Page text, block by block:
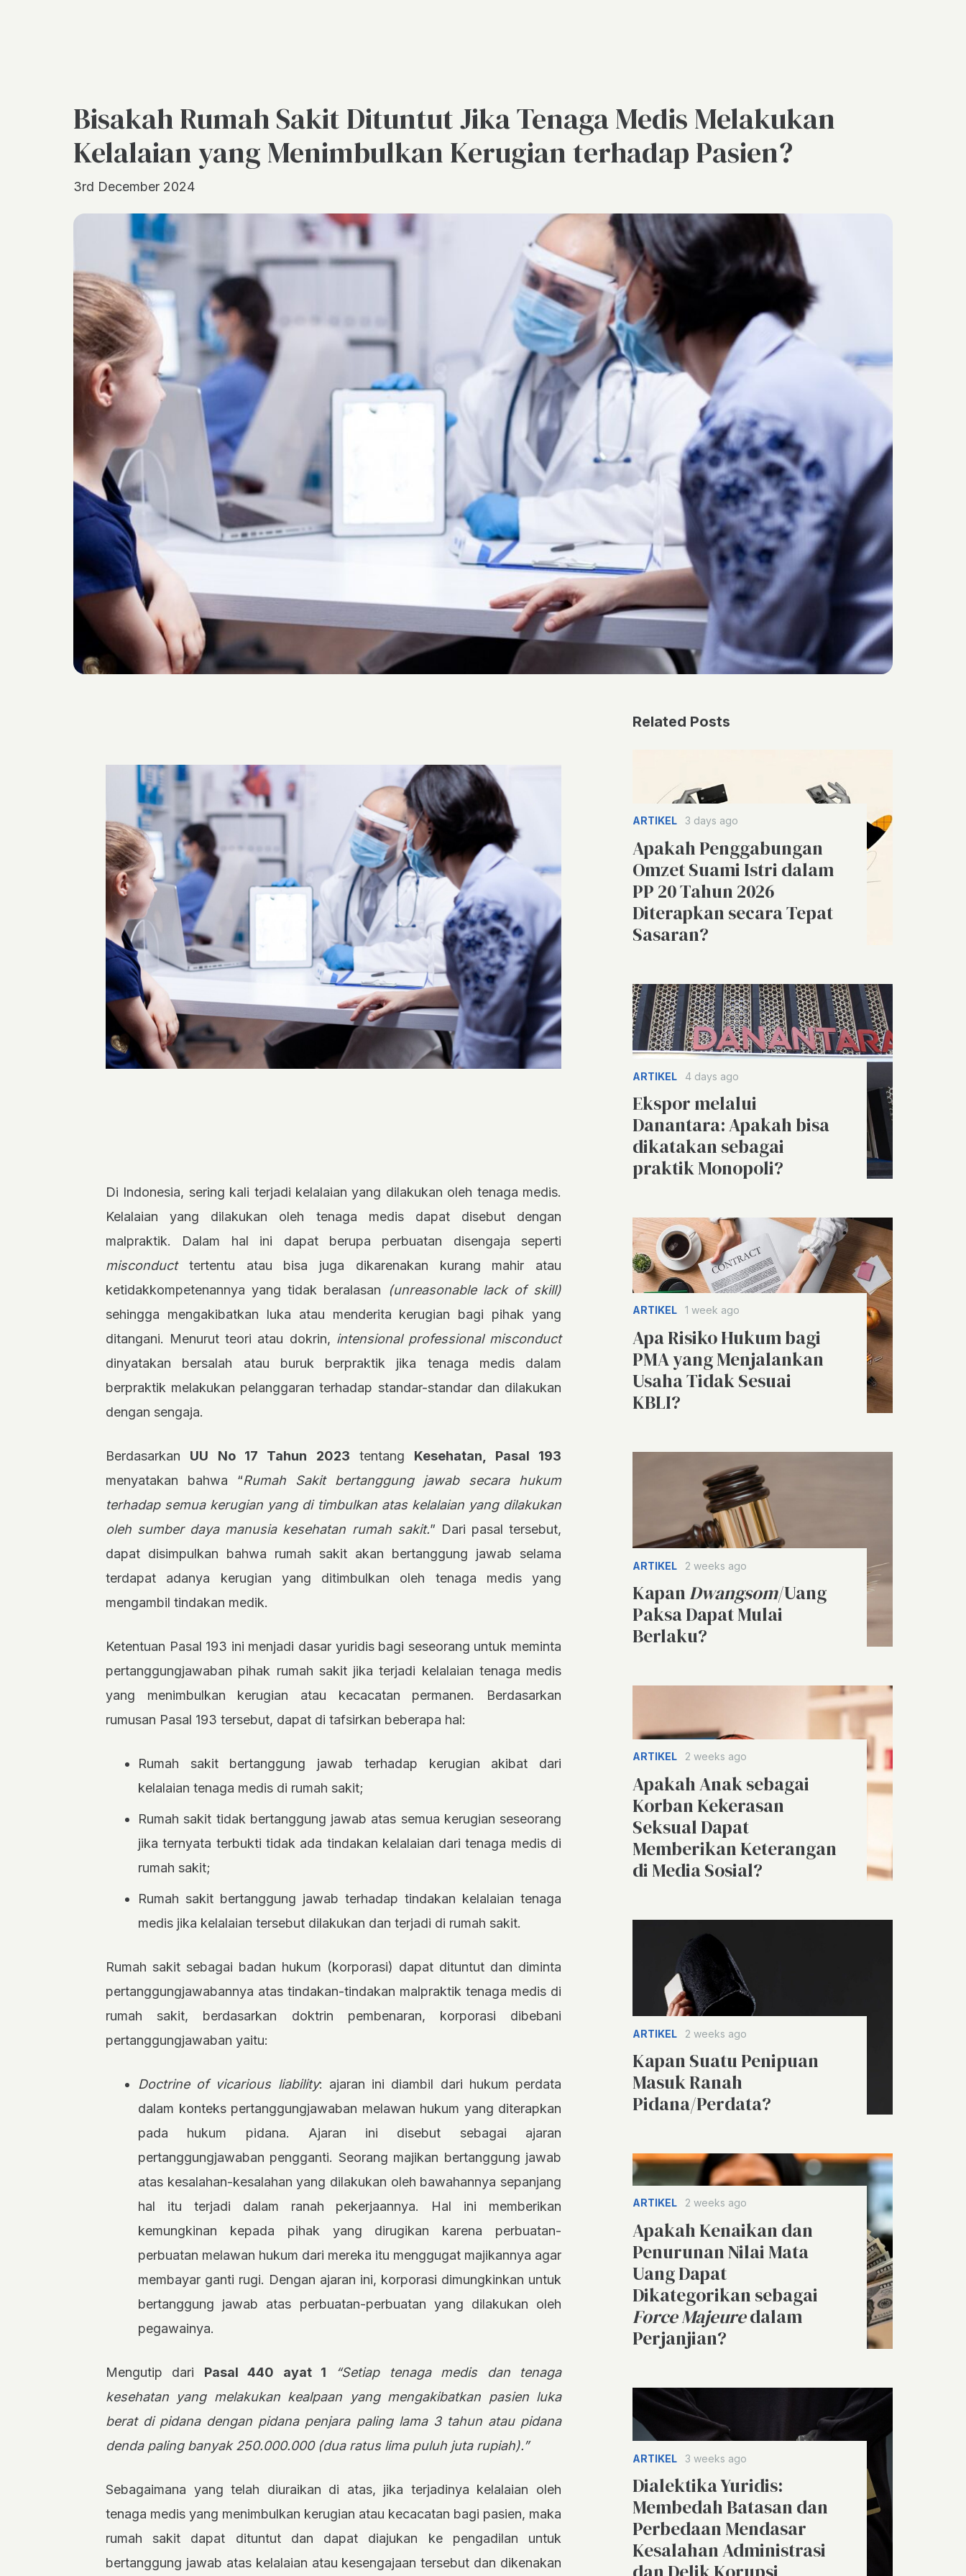
Bisakah Rumah Sakit Dituntut Jika Tenaga Medis Melakukan
Kelalaian yang Menimbulkan Kerugian terhadap Pasien?
3rd December 2024
Di Indonesia, sering kali terjadi kelalaian yang dilakukan oleh tenaga medis.
Kelalaian yang dilakukan oleh tenaga medis dapat disebut dengan
malpraktik. Dalam hal ini dapat berupa perbuatan disengaja seperti
misconducttertentu atau bisa juga dikarenakan kurang mahir atau
ketidakkompetenannya yang tidak beralasan
(unreasonable lack of skill)
sehingga mengakibatkan luka atau menderita kerugian bagi pihak yang
ditangani. Menurut teori atau dokrin, intensional professional misconduct
dinyatakan bersalah atau buruk berpraktik jika tenaga medis dalam
berpraktik melakukan pelanggaran terhadap standar-standar dan dilakukan
dengan sengaja.
Berdasarkan UU No 17 Tahun 2023 tentang Kesehatan, Pasal 193
menyatakan bahwa “Rumah Sakit bertanggung jawab secara hukum
terhadap semua kerugian yang di timbulkan atas kelalaian yang dilakukan
oleh sumber daya manusia kesehatan rumah sakit.” Dari pasal tersebut,
dapat disimpulkan bahwa rumah sakit akan bertanggung jawab selama
terdapat adanya kerugian yang ditimbulkan oleh tenaga medis yang
mengambil tindakan medik.
Ketentuan Pasal 193 ini menjadi dasar yuridis bagi seseorang untuk meminta
pertanggungjawaban pihak rumah sakit jika terjadi kelalaian tenaga medis
yang menimbulkan kerugian atau kecacatan permanen. Berdasarkan
rumusan Pasal 193 tersebut, dapat di tafsirkan beberapa hal:
Rumah sakit bertanggung jawab terhadap kerugian akibat dari
kelalaian tenaga medis di rumah sakit;
Rumah sakit tidak bertanggung jawab atas semua kerugian seseorang
jika ternyata terbukti tidak ada tindakan kelalaian dari tenaga medis di
rumah sakit;
Rumah sakit bertanggung jawab terhadap tindakan kelalaian tenaga
medis jika kelalaian tersebut dilakukan dan terjadi di rumah sakit.
Rumah sakit sebagai badan hukum (korporasi) dapat dituntut dan diminta
pertanggungjawabannya atas tindakan-tindakan malpraktik tenaga medis di
rumah sakit, berdasarkan doktrin pembenaran, korporasi dibebani
pertanggungjawaban yaitu:
Doctrine of vicarious liability: ajaran ini diambil dari hukum perdata
dalam konteks pertanggungjawaban melawan hukum yang diterapkan
pada hukum pidana. Ajaran ini disebut sebagai ajaran
pertanggungjawaban pengganti. Seorang majikan bertanggung jawab
atas kesalahan-kesalahan yang dilakukan oleh bawahannya sepanjang
hal itu terjadi dalam ranah pekerjaannya. Hal ini memberikan
kemungkinan kepada pihak yang dirugikan karena perbuatan-
perbuatan melawan hukum dari mereka itu menggugat majikannya agar
membayar ganti rugi. Dengan ajaran ini, korporasi dimungkinkan untuk
bertanggung jawab atas perbuatan-perbuatan yang dilakukan oleh
pegawainya.
Mengutip dari Pasal 440 ayat 1 “Setiap tenaga medis dan tenaga
kesehatan yang melakukan kealpaan yang mengakibatkan pasien luka
berat di pidana dengan pidana penjara paling lama 3 tahun atau pidana
denda paling banyak 250.000.000 (dua ratus lima puluh juta rupiah).”
Sebagaimana yang telah diuraikan di atas, jika terjadinya kelalaian oleh
tenaga medis yang menimbulkan kerugian atau kecacatan bagi pasien, maka
rumah sakit dapat dituntut dan dapat diajukan ke pengadilan untuk
bertanggung jawab atas kelalaian atau kesengajaan tersebut dan dikenakan
Related Posts
ARTIKEL 3 days ago
Apakah Penggabungan
Omzet Suami Istri dalam
PP 20 Tahun 2026
Diterapkan secara Tepat
Sasaran?
ARTIKEL 4 days ago
Ekspor melalui
Danantara: Apakah bisa
dikatakan sebagai
praktik Monopoli?
ARTIKEL 1 week ago
Apa Risiko Hukum bagi
PMA yang Menjalankan
Usaha Tidak Sesuai
KBLI?
ARTIKEL 2 weeks ago
KapanDwangsom/Uang
Paksa Dapat Mulai
Berlaku?
ARTIKEL 2 weeks ago
Apakah Anak sebagai
Korban Kekerasan
Seksual Dapat
Memberikan Keterangan
di Media Sosial?
ARTIKEL 2 weeks ago
Kapan Suatu Penipuan
Masuk Ranah
Pidana/Perdata?
ARTIKEL 2 weeks ago
Apakah Kenaikan dan
Penurunan Nilai Mata
Uang Dapat
Dikategorikan sebagai
Force Majeuredalam
Perjanjian?
ARTIKEL 3 weeks ago
Dialektika Yuridis:
Membedah Batasan dan
Perbedaan Mendasar
Kesalahan Administrasi